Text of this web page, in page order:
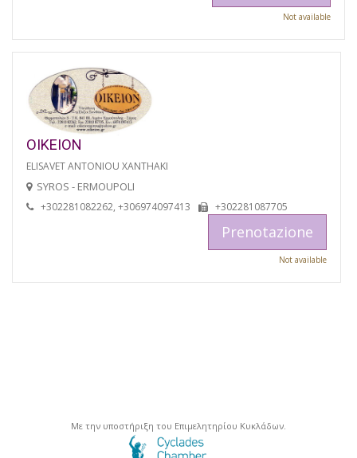
Not available
OIKEION
ELISAVET ANTONIOU XANTHAKI
SYROS - ERMOUPOLI
+302281082262, +306974097413 +302281087705
Prenotazione
Not available
Με την υποστήριξη του Επιμελητηρίου Κυκλάδων.